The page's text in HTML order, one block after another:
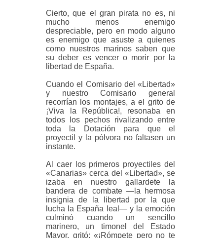
Cierto, que el gran pirata no es, ni
mucho menos enemigo
despreciable, pero en modo alguno
es enemigo que asuste a quienes
como nuestros marinos saben que
su deber es vencer o morir por la
libertad de España.
Cuando el Comisario del «Libertad»
y nuestro Comisario general
recorrían los montajes, a el grito de
¡Viva la República!, resonaba en
todos los pechos rivalizando entre
toda la Dotación para que el
proyectil y la pólvora no faltasen un
instante.
Al caer los primeros proyectiles del
«Canarias» cerca del «Libertad», se
izaba en nuestro gallardete la
bandera de combate —la hermosa
insignia de la libertad por la que
lucha la España leal— y la emoción
culminó cuando un sencillo
marinero, un timonel del Estado
Mayor, gritó: «¡Rómpete pero no te